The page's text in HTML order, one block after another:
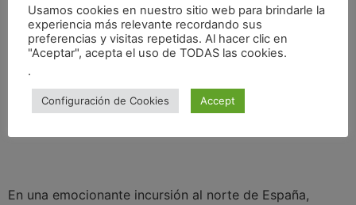
En una emocionante incursión al norte de España,
Usamos cookies en nuestro sitio web para brindarle la
experiencia más relevante recordando sus
preferencias y visitas repetidas. Al hacer clic en
"Aceptar", acepta el uso de TODAS las cookies.
.
Configuración de Cookies Accept